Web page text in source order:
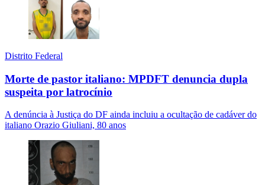
Distrito Federal
Morte de pastor italiano: MPDFT denuncia dupla
suspeita por latrocínio
A denúncia à Justiça do DF ainda incluiu a ocultação de cadáver do
italiano Orazio Giuliani, 80 anos